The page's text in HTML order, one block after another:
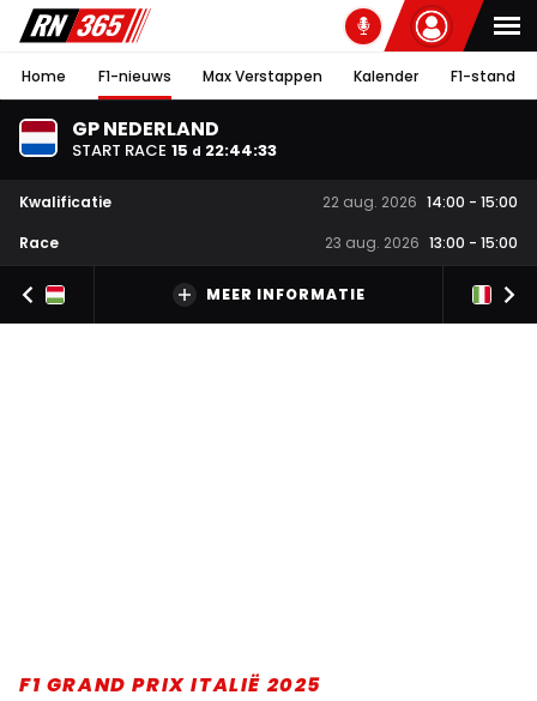
Home F1-nieuws Max Verstappen Kalender F1-stand
GP NEDERLAND
START RACE 15 d 22:44:32
Kwalificatie 22 aug. 2026 14:00 - 15:00
Race
23 aug. 2026 13:00 - 15:00
MEER INFORMATIE
F1 GRAND PRIX ITALIË 2025